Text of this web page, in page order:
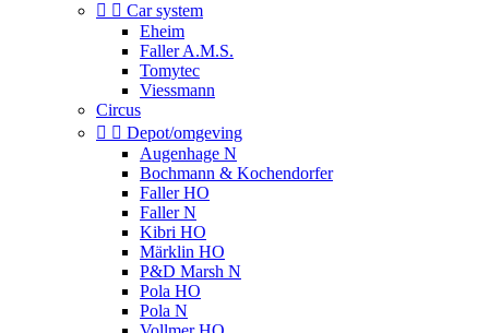
  Car system
Eheim
Faller A.M.S.
Tomytec
Viessmann
Circus
  Depot/omgeving
Augenhage N
Bochmann & Kochendorfer
Faller HO
Faller N
Kibri HO
Märklin HO
P&D Marsh N
Pola HO
Pola N